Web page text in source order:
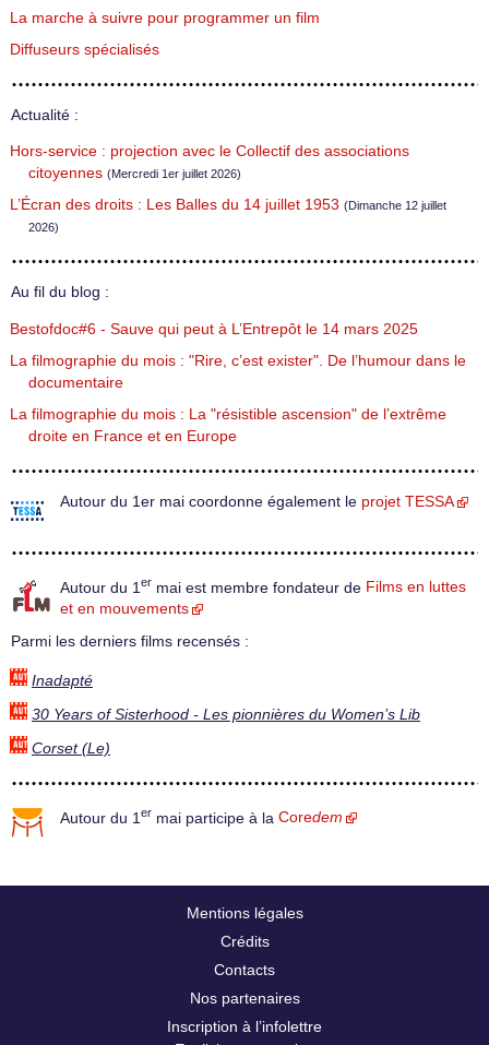
La marche à suivre pour programmer un film
Diffuseurs spécialisés
Actualité :
Hors-service : projection avec le Collectif des associations
citoyennes (Mercredi 1er juillet 2026)
L’Écran des droits : Les Balles du 14 juillet 1953 (Dimanche 12 juillet
2026)
Au fil du blog :
Bestofdoc#6 - Sauve qui peut à L’Entrepôt le 14 mars 2025
La filmographie du mois : "Rire, c’est exister". De l’humour dans le
documentaire
La filmographie du mois : La "résistible ascension" de l’extrême
droite en France et en Europe
Autour du 1er mai coordonne également le projet TESSA
Autour du 1 er mai est membre fondateur de Films en luttes
et en mouvements
Parmi les derniers films recensés :
Inadapté
30 Years of Sisterhood - Les pionnières du Women’s Lib
Corset (Le)
Autour du 1 er mai participe à la Coredem
Mentions légales
Crédits
Contacts
Nos partenaires
Inscription à l’infolettre